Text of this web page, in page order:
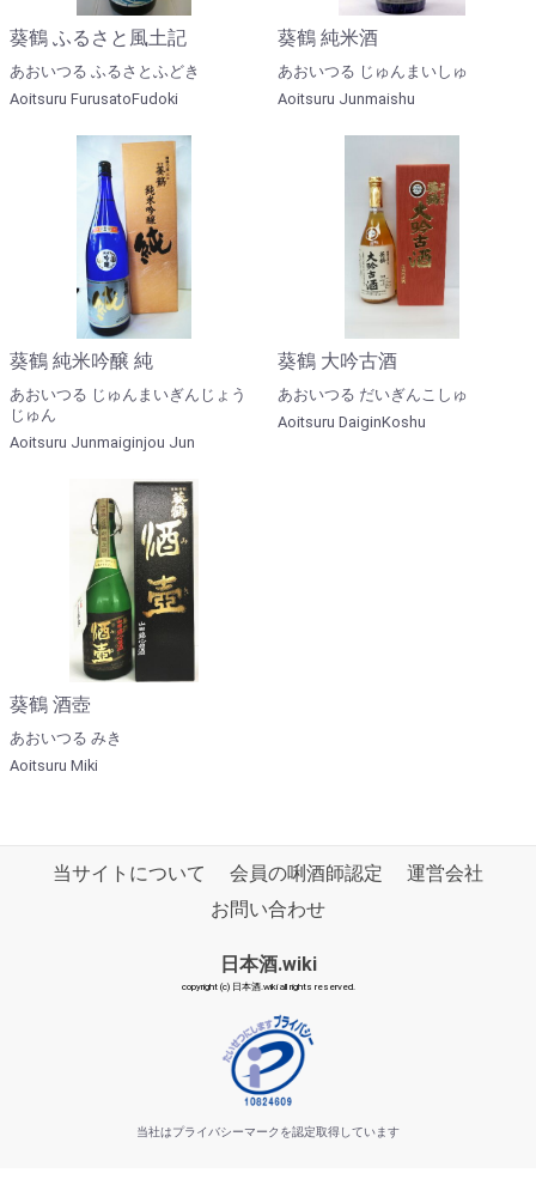
葵鶴 ふるさと風土記
あおいつる ふるさとふどき
Aoitsuru FurusatoFudoki
葵鶴 純米酒
あおいつる じゅんまいしゅ
Aoitsuru Junmaishu
葵鶴 純米吟醸 純
あおいつる じゅんまいぎんじょう
じゅん
Aoitsuru Junmaiginjou Jun
葵鶴 大吟古酒
あおいつる だいぎんこしゅ
Aoitsuru DaiginKoshu
葵鶴 酒壺
あおいつる みき
Aoitsuru Miki
当サイトについて 会員の唎酒師認定
運営会社
お問い合わせ
日本酒.wiki
copyright (c) 日本酒.wiki all rights reserved.
当社はプライバシーマークを認定取得しています